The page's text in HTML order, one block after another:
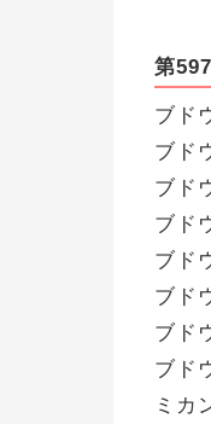
第
ブド
ブド
ブド
ブド
ブド
ブド
ブド
ブド
ミカ